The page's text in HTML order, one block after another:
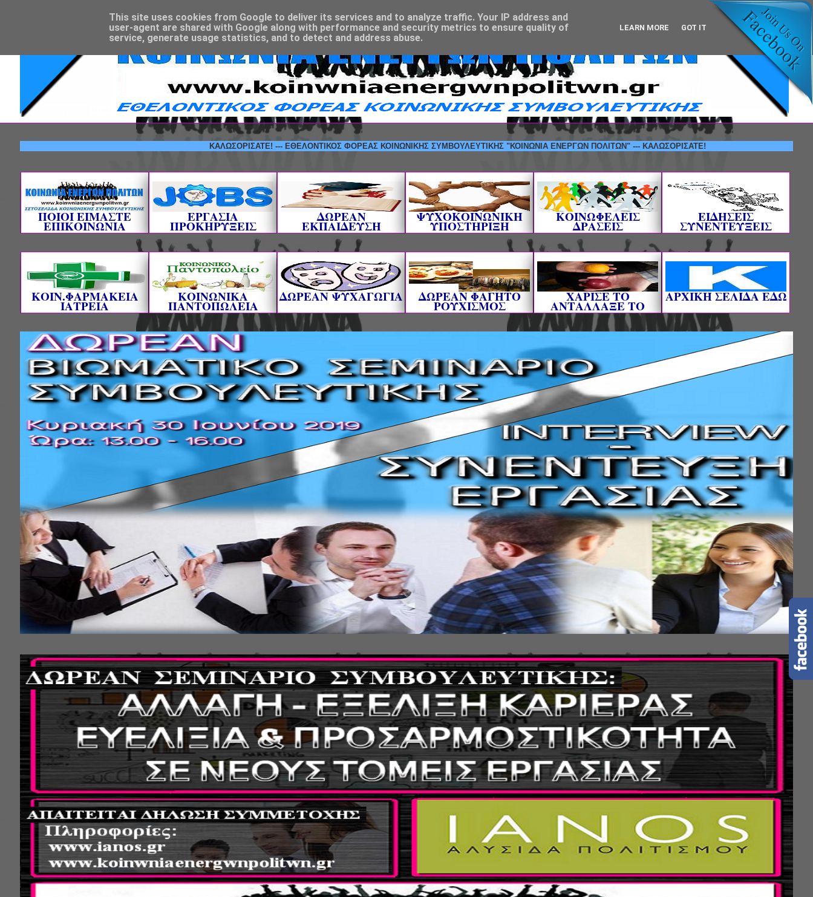
ΚΑΛΩΣΟΡΙΣΑΤΕ! --- ΕΘΕΛΟΝΤΙΚΟΣ ΦΟΡΕΑΣ ΚΟΙΝΩΝΙΚΗΣ ΣΥΜΒΟΥΛΕΥΤΙΚΗΣ "ΚΟΙΝΩΝΙΑ ΕΝΕΡΓΩΝ ΠΟΛΙΤΩΝ" --- ΚΑΛΩΣΟΡΙΣΑΤΕ!
ΠΟΙΟΙ ΕΙΜΑΣΤΕ
ΕΠΙΚΟΙΝΩΝΙΑ
ΕΡΓΑΣΙΑ
ΠΡΟΚΗΡΥΞΕΙΣ
ΔΩΡΕΑΝ
ΕΚΠΑΙΔΕΥΣΗ
ΨΥΧΟΚΟΙΝΩΝΙΚΗ
ΥΠΟΣΤΗΡΙΞΗ
ΚΟΙΝΩΦΕΛΕΙΣ
ΔΡΑΣΕΙΣ
ΕΙΔΗΣΕΙΣ
ΣΥΝΕΝΤΕΥΞΕΙΣ
ΚΟΙΝ.ΦΑΡΜΑΚΕΙΑ
ΙΑΤΡΕΙΑ
ΚΟΙΝΩΝΙΚΑ
ΠΑΝΤΟΠΩΛΕΙΑ
ΔΩΡΕΑΝ ΨΥΧΑΓΩΓΙΑ ΔΩΡΕΑΝ ΦΑΓΗΤΟ
ΡΟΥΧΙΣΜΟΣ
ΧΑΡΙΣΕ ΤΟ
ΑΝΤΑΛΛΑΞΕ ΤΟ
AΡΧΙΚΗ ΣΕΛΙΔΑ ΕΔΩ
This site uses cookies from Google to deliver its services and to analyze traffic. Your IP address and
user-agent are shared with Google along with performance and security metrics to ensure quality of
service, generate usage statistics, and to detect and address abuse.
LEARN MORE GOT IT